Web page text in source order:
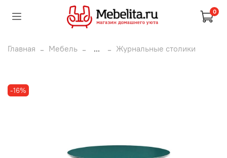
0
Главная Мебель ... Журнальные столики
-16%